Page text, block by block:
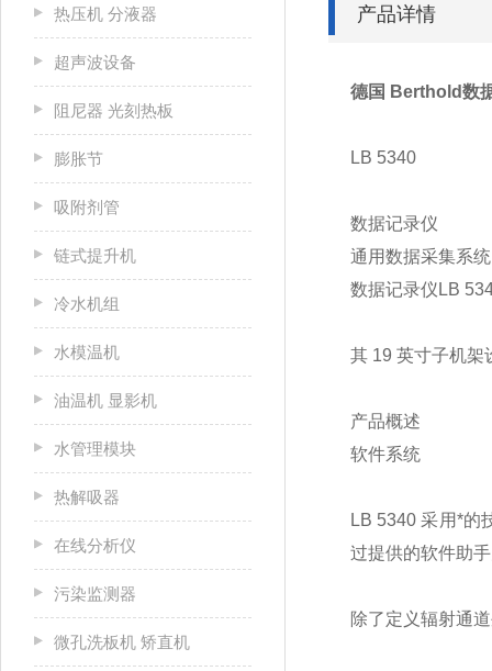
热压机 分液器
超声波设备
阻尼器 光刻热板
膨胀节
吸附剂管
链式提升机
冷水机组
水模温机
油温机 显影机
水管理模块
热解吸器
在线分析仪
污染监测器
微孔洗板机 矫直机
产品详情
德国 Berthold数
LB 5340
数据记录仪
通用数据采集系统
数据记录仪LB
其 19 英寸子机架
产品概述
软件系统
LB 5340 采用*的
过提供的软件助
除了定义辐射通